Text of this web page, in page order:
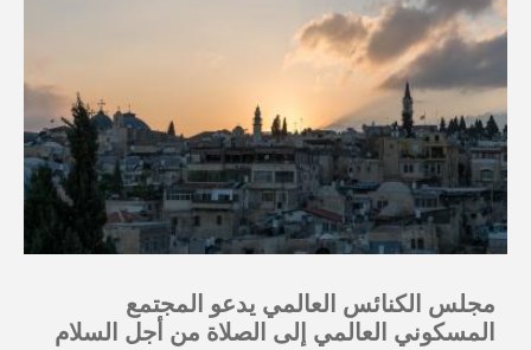
مجلس الكنائس العالمي يدعو المجتمع
المسكوني العالمي إلى الصلاة من أجل السلام